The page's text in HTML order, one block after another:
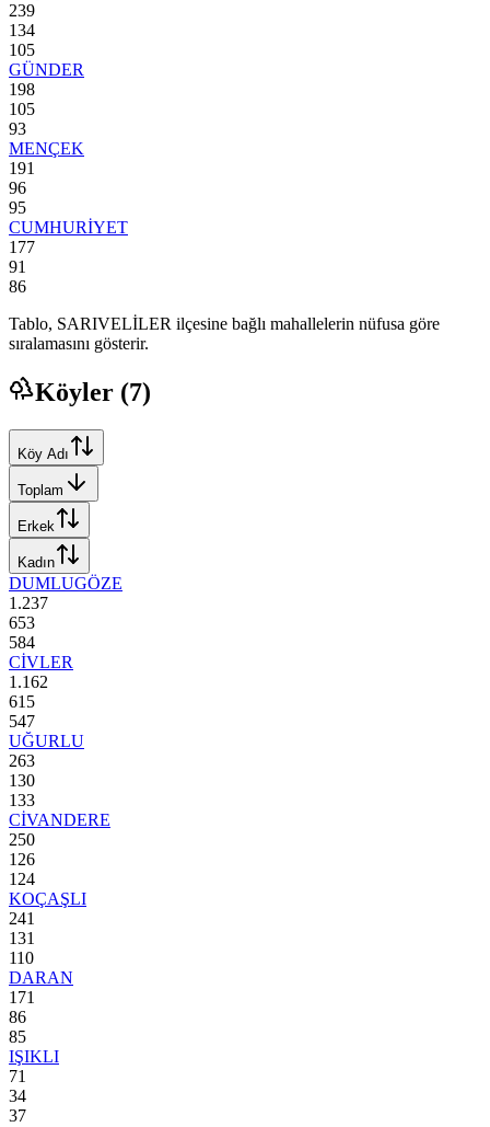
239
134
105
GÜNDER
198
105
93
MENÇEK
191
96
95
CUMHURİYET
177
91
86
Tablo, SARIVELİLER ilçesine bağlı mahallelerin nüfusa göre
sıralamasını gösterir.
Köyler (7)
Köy Adı
Toplam
Erkek
Kadın
DUMLUGÖZE
1.237
653
584
CİVLER
1.162
615
547
UĞURLU
263
130
133
CİVANDERE
250
126
124
KOÇAŞLI
241
131
110
DARAN
171
86
85
IŞIKLI
71
34
37